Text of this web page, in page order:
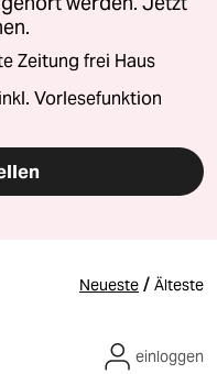
Zeitung frei Haus
Vorlesefunktion
Neueste / Älteste
einloggen